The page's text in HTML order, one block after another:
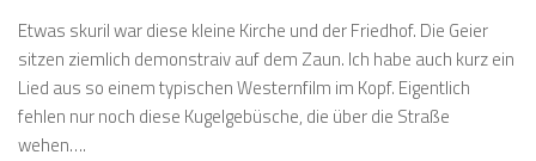
Etwas skuril war diese kleine Kirche und der Friedhof. Die Geier
sitzen ziemlich demonstraiv auf dem Zaun. Ich habe auch kurz ein
Lied aus so einem typischen Westernfilm im Kopf. Eigentlich
fehlen nur noch diese Kugelgebüsche, die über die Straße
wehen….